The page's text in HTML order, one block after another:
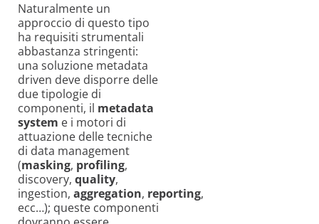
Naturalmente un
approccio di questo tipo
ha requisiti strumentali
abbastanza stringenti:
una soluzione metadata
driven deve disporre delle
due tipologie di
componenti, il metadata
system e i motori di
attuazione delle tecniche
di data management
(masking, profiling,
discovery, quality,
ingestion, aggregation, reporting,
ecc…); queste componenti